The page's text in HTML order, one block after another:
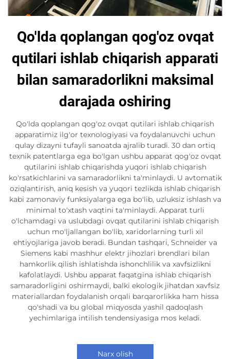
Qo'lda qoplangan qog'oz ovqat
qutilari ishlab chiqarish apparati
bilan samaradorlikni maksimal
darajada oshiring
Qo'lda qoplangan qog'oz ovqat qutilari ishlab chiqarish
apparatimiz ilg'or texnologiyasi va foydalanuvchi uchun
qulay dizayni tufayli sanoatda ajralib turadi. 30 dan ortiq
texnik patentlarga ega bo'lgan ushbu apparat qog'oz ovqat
qutilarini ishlab chiqarishda yuqori ishlab chiqarish
ko'rsatkichlarini va samaradorlikni ta'minlaydi. U avtomatik
oziqlantirish, aniq kesish va yuqori tezlikda ishlab chiqarish
kabi zamonaviy funksiyalarga ega bo'lib, uzluksiz ishlash va
minimal to'xtash vaqtini ta'minlaydi. Apparat turli
o'lchamdagi va uslubdagi ovqat qutilarini ishlab chiqarish
uchun mo'ljallangan bo'lib, xaridorlarning turli xil
ehtiyojlariga javob beradi. Bundan tashqari, Schneider va
Siemens kabi mashhur elektr jihozlari brendlari bilan
hamkorlik qilish ishlatishda ishonchlilik va xavfsizlikni
kafolatlaydi. Ushbu apparat faqatgina ishlab chiqarish
samaradorligini oshirmaydi, balki ekologik jihatdan xavfsiz
materiallardan foydalanish orqali barqarorlikka ham hissa
qo'shadi va bu global miqyosda yashil qadoqlash
yechimlariga intilish tendensiyasiga mos keladi.
Narx olish